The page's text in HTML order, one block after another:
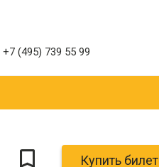
+7 (495) 739 55 99
Купить билет